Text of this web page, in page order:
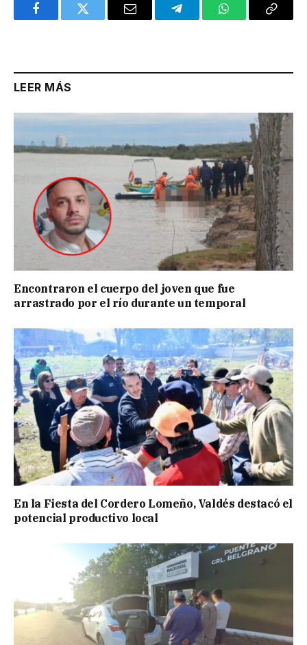
FacebookTwitter Email TelegramWhatsAppCopy
LEER MÁS
Encontraron el cuerpo del joven que fue
arrastrado por el río durante un temporal
En la Fiesta del Cordero Lomeño, Valdés destacó el
potencial productivo local